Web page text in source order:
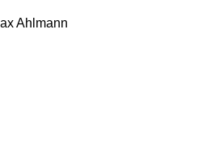
Ahlmann